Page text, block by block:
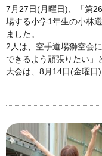
7月27日(月曜日)、「第
場する小学1年生の小林
ました。
2人は、空手道場獅空会
できるよう頑張りたい」
大会は、8月14日(金曜日